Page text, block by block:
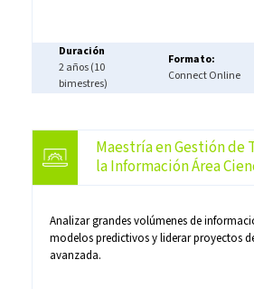
Duración
2 años (10
bimestres)
Formato:
Connect Online
Maestría en Gestión de
la Información Área
Analizar grandes volúmenes de
modelos predictivos y liderar proyectos
avanzada.